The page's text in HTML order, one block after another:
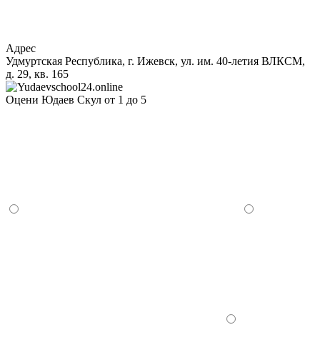
Адрес
Удмуртская Республика, г. Ижевск, ул. им. 40-летия ВЛКСМ,
д. 29, кв. 165
Оцени Юдаев Скул от 1 до 5